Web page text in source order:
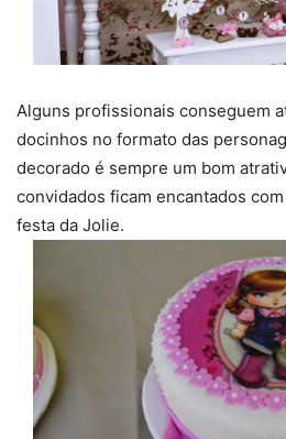
Alguns profissionais conseguem
docinhos no formato das
decorado é sempre um bom
convidados ficam encantados
festa da Jolie.